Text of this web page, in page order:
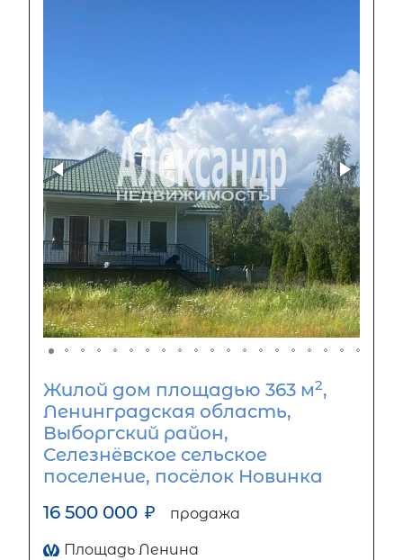
Жилой дом площадью 363 м2,
Ленинградская область,
Выборгский район,
Селезнёвское сельское
поселение, посёлок Новинка
16 500 000 ₽ продажа
Площадь Ленина